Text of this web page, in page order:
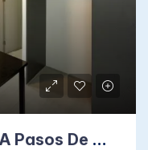
Depa Norte Con Estac. A Pasos De Metro Irarrázaval